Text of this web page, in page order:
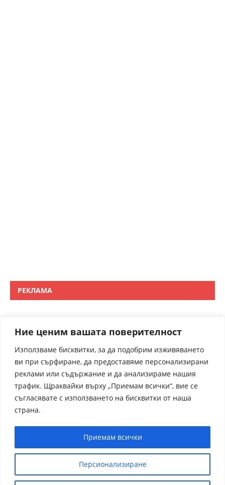
Ние ценим вашата поверителност
Използваме бисквитки, за да подобрим изживяването
ви при сърфиране, да предоставяме персонализирани
реклами или съдържание и да анализираме нашия
трафик. Щраквайки върху „Приемам всички“, вие се
съгласявате с използването на бисквитки от наша
страна.
Персионализиране
Приемам всички
РЕКЛАМА